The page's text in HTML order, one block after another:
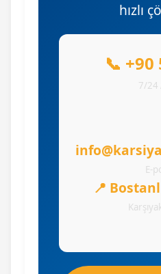
hızlı
📞 +90
7/24
E-
📍